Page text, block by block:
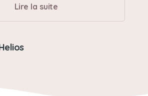
fleurs dans le jardin et gratter la
Lire la suite